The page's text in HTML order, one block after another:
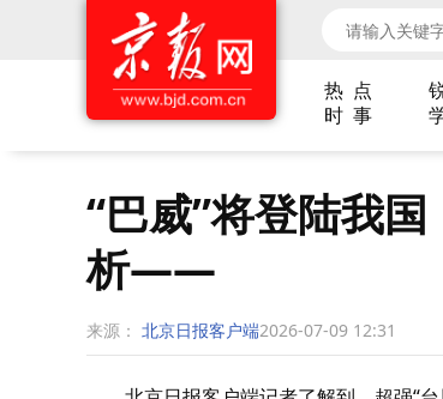
热 点
时 事
“巴威”将登陆我
析——
来源： 北京日报客户端2026-07-09 12:31